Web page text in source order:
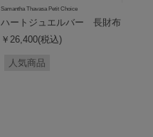
Samantha Thavasa Petit Choice
ハートジュエルバー 長財布
￥26,400(税込)
人気商品